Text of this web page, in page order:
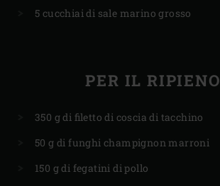
5 cucchiai di sale marino grosso
PER IL RIPIENO
350 g di filetto di coscia di tacchino
50 g di funghi champignon marroni
150 g di fegatini di pollo